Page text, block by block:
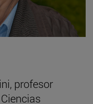
profesor